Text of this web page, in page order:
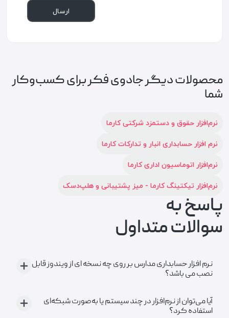
ارسال
محصولات دیگر جادوی فکر برای کسب‌وکار
شما
نرم‌افزار حقوق و دستمزد شرکتی کارما
نرم افزار حسابداری انبار و تدارکات کارما
نرم‌افزار اتوماسیون اداری کارما
نرم‌افزار تیکتینگ کارما - میز پشتیبانی و هلپ‌دسک
پاسخ به
سوالات متداول
نرم افزار حسابداری مدارس بر روی چه نسخه ای از ویندوز قابل
نصب می باشد؟
آیا می‌توان از نرم‌افزار در چند سیستم یا به‌صورت شبکه‌ای
استفاده کرد؟